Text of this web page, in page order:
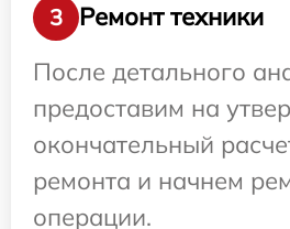
3
Ремонт техники
После детального
предоставим на
окончательный
ремонта и начнем
операции.